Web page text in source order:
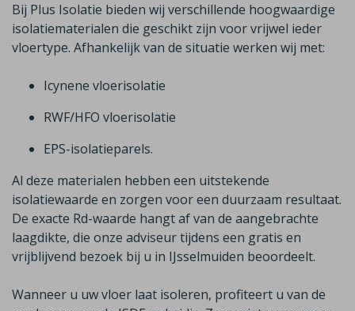
Bij Plus Isolatie bieden wij verschillende hoogwaardige
isolatiematerialen die geschikt zijn voor vrijwel ieder
vloertype. Afhankelijk van de situatie werken wij met:
Icynene vloerisolatie
RWF/HFO vloerisolatie
EPS-isolatieparels.
Al deze materialen hebben een uitstekende
isolatiewaarde en zorgen voor een duurzaam resultaat.
De exacte Rd-waarde hangt af van de aangebrachte
laagdikte, die onze adviseur tijdens een gratis en
vrijblijvend bezoek bij u in IJsselmuiden beoordeelt.
Wanneer u uw vloer laat isoleren, profiteert u van de